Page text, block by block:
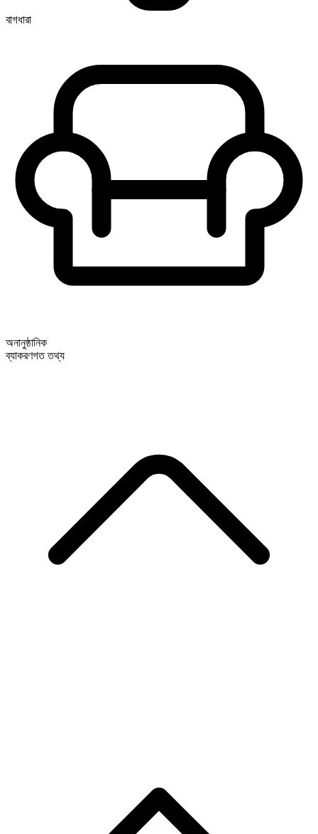
বাগধারা
অনানুষ্ঠানিক
ব্যাকরণগত তথ্য